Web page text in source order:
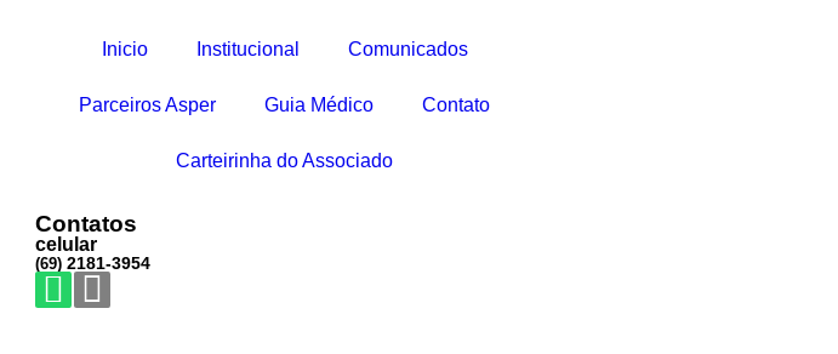
Inicio Institucional Comunicados
Parceiros Asper Guia Médico Contato
Carteirinha do Associado
Contatos
celular
(69) 2181-3954